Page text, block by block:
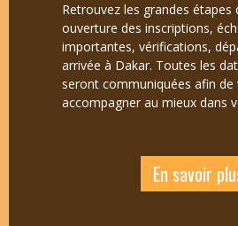
Retrouvez les grandes étapes
ouverture des inscriptions,
importantes, vérifications,
arrivée à Dakar. Toutes les
seront communiquées afin de
accompagner au mieux dans
En savoir